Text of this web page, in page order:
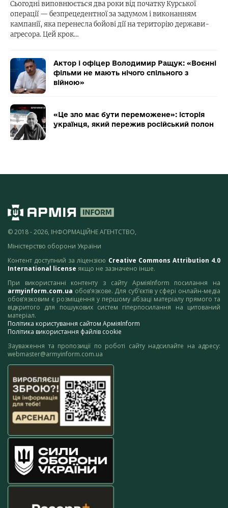
Сьогодні виповнюється два роки від початку Курської
операції — безпрецедентної за задумом і виконанням
кампанії, яка перенесла бойові дії на територію держави-
агресора. Цей крок…
Актор і офіцер Володимир Ращук: «Воєнні
фільми не мають нічого спільного з
війною»
«Це зло має бути переможене»: історія
українця, який пережив російський полон
© 2018 - 2026, ІНФОРМАЦІЙНЕ АГЕНТСТВО,
Міністерство оборони України
Контент доступний за ліцензією Creative Commons Attribution 4.0
International license якщо не зазначено інше.
При використанні контенту з сайту АрміяInform посилання на
armyinform.com.ua обов’язкове. Для суб’єктів у сфері онлайн-медіа
обов’язковим є розміщення у першому абзаці матеріалу прямого та
відкритого для пошукових систем гіперпосилання на цитований
матеріал.
Політика користування сайтом АрміяInform
Політика використання файлів cookie
Зауваження та пропозиції по роботі сайту надсилайте на адресу:
webmaster@armyinform.com.ua